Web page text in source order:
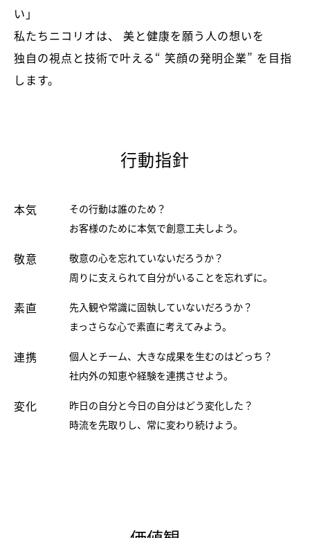
い」
私たちニコリオは、 美と健康を願う人の想いを
独自の視点と技術で叶える“ 笑顔の発明企業” を目指
します。
行動指針
本気
その行動は誰のため？
お客様のために本気で創意工夫しよう。
敬意
敬意の心を忘れていないだろうか？
周りに支えられて自分がいることを忘れずに。
素直
先入観や常識に固執していないだろうか？
まっさらな心で素直に考えてみよう。
連携
個人とチーム、大きな成果を生むのはどっち？
社内外の知恵や経験を連携させよう。
変化
昨日の自分と今日の自分はどう変化した？
時流を先取りし、常に変わり続けよう。